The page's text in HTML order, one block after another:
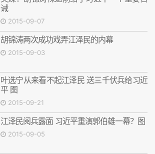
诫
2015-09-07
胡锦涛两次成功戏弄江泽民的内幕
2015-09-03
叶选宁从来看不起江泽民 送三千伏兵给习近
平 图
2015-09-21
江泽民阅兵露面 习近平重演郭伯雄一幕？图
2015-09-05